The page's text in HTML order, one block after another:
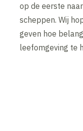
op de eerste
scheppen. Wij
geven hoe
leefomgeving te